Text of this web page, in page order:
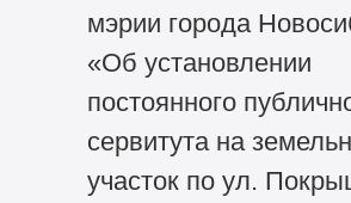
мэрии города
«Об установлении
постоянного
сервитута на
участок по ул.